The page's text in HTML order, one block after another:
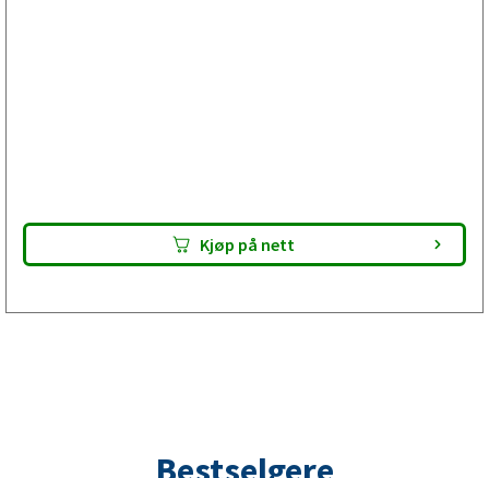
EU-kontroll. Kontroller alltid passform før montering.
Kjøp på nett